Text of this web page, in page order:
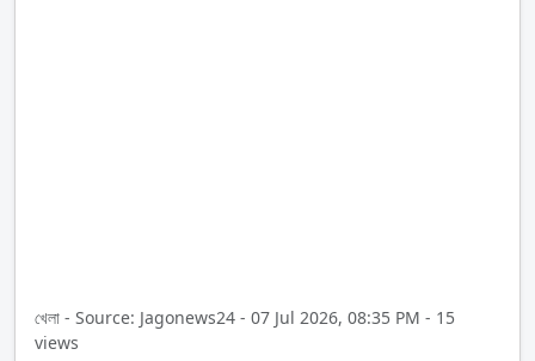
খেলা - Source: Jagonews24 - 07 Jul 2026, 08:35 PM - 15
views